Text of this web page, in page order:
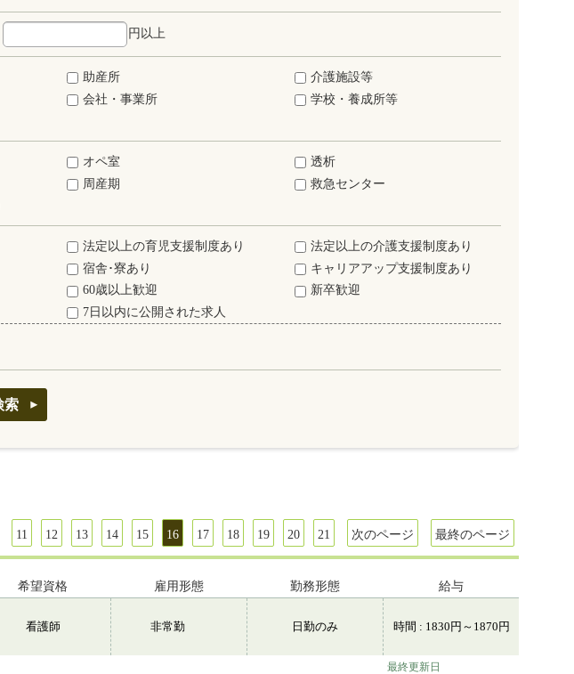
円以上
助産所
介護施設等
会社・事業所
学校・養成所等
オペ室
透析
周産期
救急センター
法定以上の育児支援制度あり
法定以上の介護支援制度あり
宿舎･寮あり
キャリアアップ支援制度あり
60歳以上歓迎
新卒歓迎
7日以内に公開された求人
11 12 13 14 15 16 17 18 19 20 21 次のページ 最終のページ
希望資格 雇用形態 勤務形態 給与
看護師 非常勤 日勤のみ 時間 : 1830円～1870円
最終更新日